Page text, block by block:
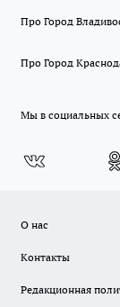
Про Город
Про Город
Мы в социальных
О нас
Контакты
Редакционная